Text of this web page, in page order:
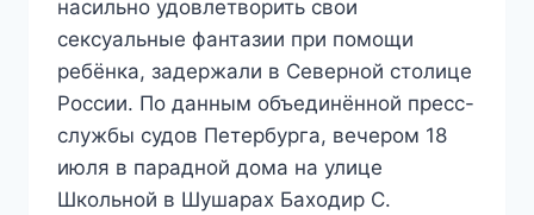
насильно удовлетворить свои
сексуальные фантазии при помощи
ребёнка, задержали в Северной столице
России. По данным объединённой пресс-
службы судов Петербурга, вечером 18
июля в парадной дома на улице
Школьной в Шушарах Баходир С.